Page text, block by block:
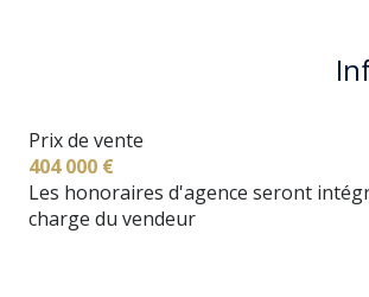
Prix de vente
404 000 €
Les honoraires d'agence seront
charge du vendeur